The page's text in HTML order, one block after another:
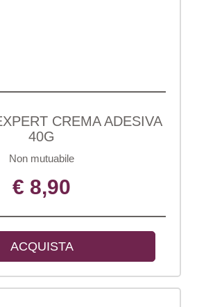
CREMA ADESIVA
40G
Non mutuabile
€ 8,90
ACQUISTA